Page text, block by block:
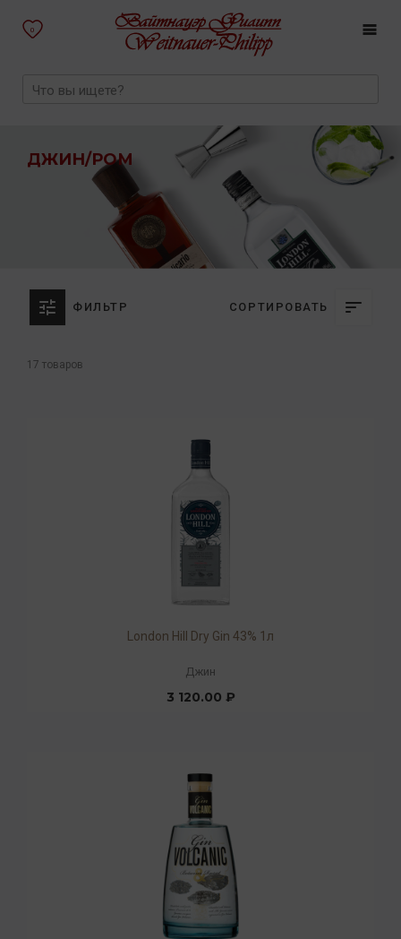
0
ДЖИН/РОМ
ФИЛЬТР СОРТИРОВАТЬ
17 товаров
London Hill Dry Gin 43% 1л
Джин
3 120.00 ₽